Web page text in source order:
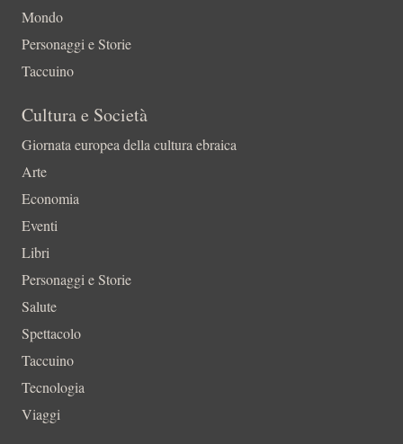
Mondo
Personaggi e Storie
Taccuino
Cultura e Società
Giornata europea della cultura ebraica
Arte
Economia
Eventi
Libri
Personaggi e Storie
Salute
Spettacolo
Taccuino
Tecnologia
Viaggi